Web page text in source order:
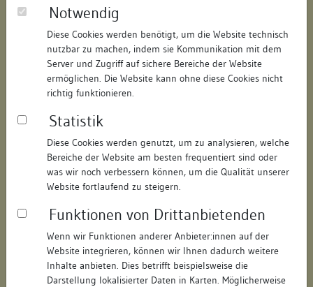
Notwendig
Diese Cookies werden benötigt, um die Website technisch
nutzbar zu machen, indem sie Kommunikation mit dem
Server und Zugriff auf sichere Bereiche der Website
ermöglichen. Die Website kann ohne diese Cookies nicht
richtig funktionieren.
Statistik
Diese Cookies werden genutzt, um zu analysieren, welche
Bereiche der Website am besten frequentiert sind oder
was wir noch verbessern können, um die Qualität unserer
Website fortlaufend zu steigern.
Funktionen von Drittanbietenden
Wenn wir Funktionen anderer Anbieter:innen auf der
Website integrieren, können wir Ihnen dadurch weitere
Inhalte anbieten. Dies betrifft beispielsweise die
Darstellung lokalisierter Daten in Karten. Möglicherweise
321315059117/Datum:09.07.2008
Datenbestand:
Bauforschung
Als PDF herunterladen:
Objektdaten
Straße: Konradigasse
Hausnummer: 24
Postleitzahl: 78462
Stadt-Teilort: Konstanz
Regierungsbezirk: Freiburg